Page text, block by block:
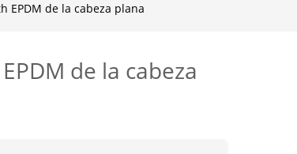
EPDM de la cabeza plana
de la cabeza